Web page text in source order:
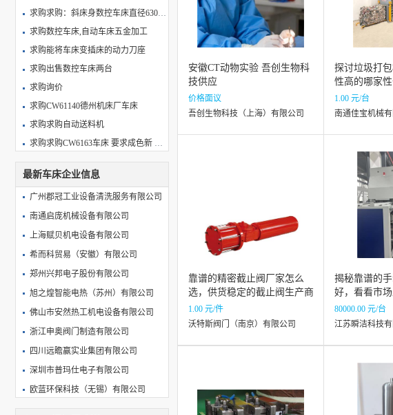
求购求购：斜床身数控车床直径630mm*1.5m-2m，厂家不限。
求购数控车床,自动车床五金加工
求购能将车床变插床的动力刀座
求购出售数控车床两台
求购询价
求购CW61140德州机床厂车床
求购求购自动送料机
求购求购CW6163车床 要求成色新 价格低
求购数控木工车床
求购数控车床自动送料机
求购求购CNC数控产品,加工
求购求购车床
最新车床企业信息
广州郡冠工业设备清洗服务有限公司
南通启庞机械设备有限公司
上海赋贝机电设备有限公司
希而科贸易（安徽）有限公司
郑州兴邦电子股份有限公司
旭之煌智能电热（苏州）有限公司
佛山市安然热工机电设备有限公司
浙江申奥阀门制造有限公司
四川远瞻赢实业集团有限公司
深圳市普玛仕电子有限公司
欧蓝环保科技（无锡）有限公司
安徽CT动物实验 吾创生物科
技供应
价格面议
吾创生物科技（上海）有限公司
探讨垃圾打
性高的哪家
1.00 元/台
南通佳宝机械有
靠谱的精密截止阀厂家怎么
选，供货稳定的截止阀生产商
盘点
1.00 元/件
沃特斯阀门（南京）有限公司
揭秘靠谱的
好，看看市
80000.00 元/台
江苏瞬洁科技有